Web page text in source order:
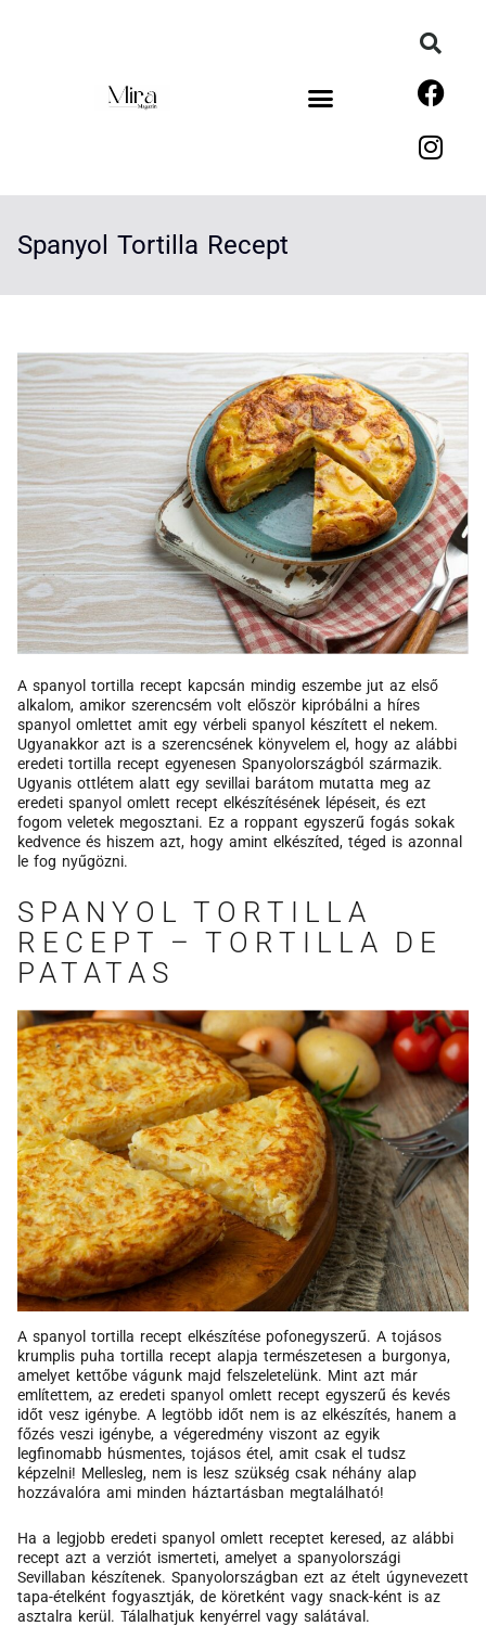
Spanyol Tortilla Recept
A spanyol tortilla recept kapcsán mindig eszembe jut az első
alkalom, amikor szerencsém volt először kipróbálni a híres
spanyol omlettet amit egy vérbeli spanyol készített el nekem.
Ugyanakkor azt is a szerencsének könyvelem el, hogy az alábbi
eredeti tortilla recept egyenesen Spanyolországból származik.
Ugyanis ottlétem alatt egy sevillai barátom mutatta meg az
eredeti spanyol omlett recept elkészítésének lépéseit, és ezt
fogom veletek megosztani. Ez a roppant egyszerű fogás sokak
kedvence és hiszem azt, hogy amint elkészíted, téged is azonnal
le fog nyűgözni.
SPANYOL TORTILLA
RECEPT – TORTILLA DE
PATATAS
A spanyol tortilla recept elkészítése pofonegyszerű. A tojásos
krumplis puha tortilla recept alapja természetesen a burgonya,
amelyet kettőbe vágunk majd felszeletelünk. Mint azt már
említettem, az eredeti spanyol omlett recept egyszerű és kevés
időt vesz igénybe. A legtöbb időt nem is az elkészítés, hanem a
főzés veszi igénybe, a végeredmény viszont az egyik
legfinomabb húsmentes, tojásos étel, amit csak el tudsz
képzelni! Mellesleg, nem is lesz szükség csak néhány alap
hozzávalóra ami minden háztartásban megtalálható!
Ha a legjobb eredeti spanyol omlett receptet keresed, az alábbi
recept azt a verziót ismerteti, amelyet a spanyolországi
Sevillaban készítenek. Spanyolországban ezt az ételt úgynevezett
tapa-ételként fogyasztják, de köretként vagy snack-ként is az
asztalra kerül. Tálalhatjuk kenyérrel vagy salátával.